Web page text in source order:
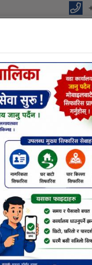
शाखा सूचना तथा
अर्याल
वीर बहादुर खड्का
ज्युहरुको सार्थक